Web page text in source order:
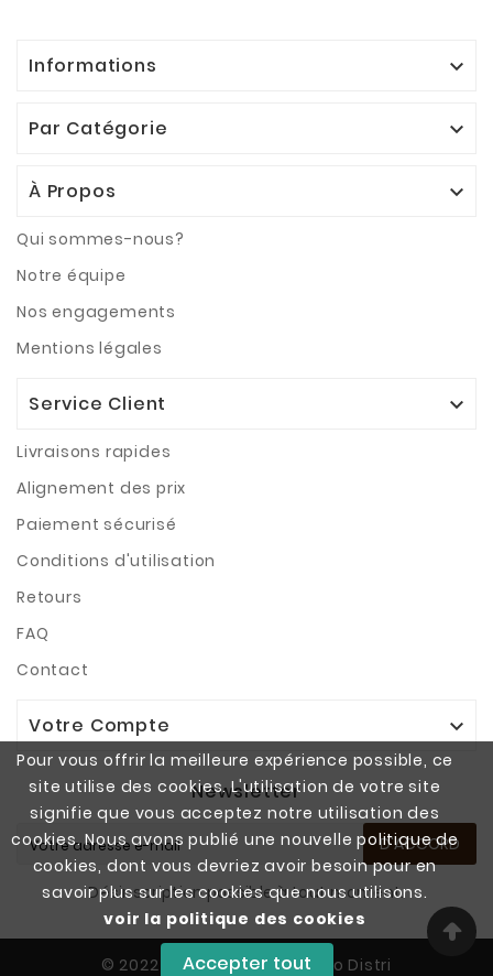
Pour vous offrir la meilleure expérience possible, ce
site utilise des cookies. L'utilisation de votre site
signifie que vous acceptez notre utilisation des
cookies. Nous avons publié une nouvelle politique de
cookies, dont vous devriez avoir besoin pour en
savoir plus sur les cookies que nous utilisons.
voir la politique des cookies
Accepter tout
Informations 
Par Catégorie 
À Propos 
Qui sommes-nous?
Notre équipe
Nos engagements
Mentions légales
Service Client 
Livraisons rapides
Alignement des prix
Paiement sécurisé
Conditions d'utilisation
Retours
FAQ
Contact
Votre Compte 
Newsletter
D'ACCORD
Désinscription possible à tout moment.
© 2022 - Copyright SAS Vapo Distri